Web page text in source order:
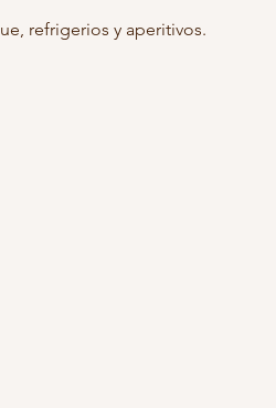
refrigerios y aperitivos.